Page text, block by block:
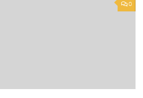
0